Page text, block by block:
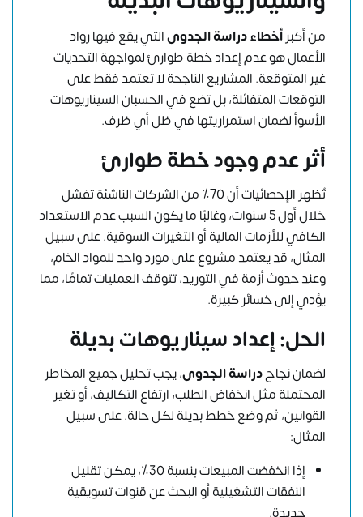
من أكبرأخطاء دراسة الجدوىالتي يقع فيها رواد
الأعمال هو عدم إعداد خطة طوارئ لمواجهة التحديات
غير المتوقعة. المشاريع الناجحة لا تعتمد فقط على
التوقعات المتفائلة، بل تضع في الحسبان السيناريوهات
الأسوأ لضمان استمراريتها في ظل أي ظرف.
أثر عدم وجود خطة طوارئ
تُظهر الإحصائيات أن 70٪ من الشركات الناشئة تفشل
خلال أول 5 سنوات، وغالبًا ما يكون السبب عدم الاستعداد
الكافي للأزمات المالية أو التغيرات السوقية. على سبيل
المثال، قد يعتمد مشروع على مورد واحد للمواد الخام،
وعند حدوث أزمة في التوريد، تتوقف العمليات تمامًا، مما
يؤدي إلى خسائر كبيرة.
الحل: إعداد سيناريوهات بديلة
لضمان نجاحدراسة الجدوى، يجب تحليل جميع المخاطر
المحتملة مثل انخفاض الطلب، ارتفاع التكاليف، أو تغير
القوانين، ثم وضع خطط بديلة لكل حالة. على سبيل
المثال:
إذا انخفضت المبيعات بنسبة 30٪، يمكن تقليل
النفقات التشغيلية أو البحث عن قنوات تسويقية